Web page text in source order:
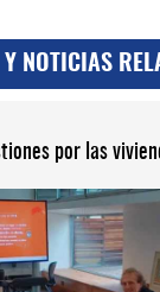
Y NOTICIAS
por las